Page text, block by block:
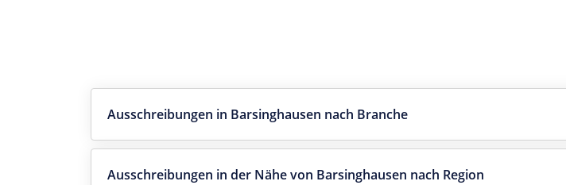
Ausschreibungen in Barsinghausen nach Branche
Ausschreibungen in der Nähe von Barsinghausen nach Region